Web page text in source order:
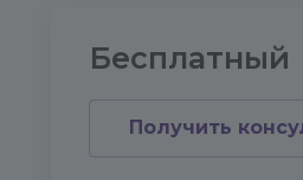
Бесплатный
Получить